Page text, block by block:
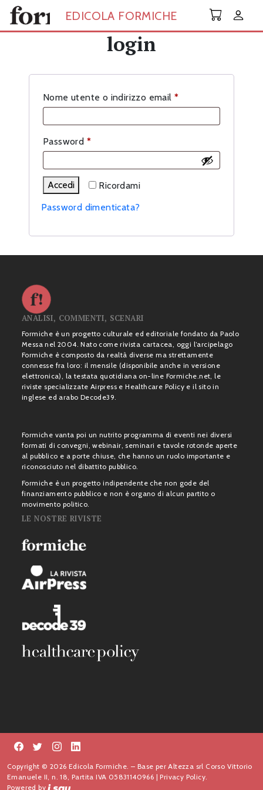
Skip to main content
EDICOLA FORMICHE
login
Nome utente o indirizzo email *Richiesto
Password *Richiesto
Ricordami
Accedi
Password dimenticata?
ANALISI, COMMENTI, SCENARI
Formiche è un progetto culturale ed editoriale fondato da Paolo
Messa nel 2004. Nato come rivista cartacea, oggi l’arcipelago
Formiche è composto da realtà diverse ma strettamente
connesse fra loro: il mensile (disponibile anche in versione
elettronica), la testata quotidiana on-line Formiche.net, le
riviste specializzate Airpress e Healthcare Policy e il sito in
inglese ed arabo Decode39.
Formiche vanta poi un nutrito programma di eventi nei diversi
formati di convegni, webinair, seminari e tavole rotonde aperte
al pubblico e a porte chiuse, che hanno un ruolo importante e
riconosciuto nel dibattito pubblico.
Formiche è un progetto indipendente che non gode del
finanziamento pubblico e non è organo di alcun partito o
movimento politico.
LE NOSTRE RIVISTE
Copyright © 2026 Edicola Formiche. – Base per Altezza srl Corso Vittorio
Emanuele II, n. 18, Partita IVA 05831140966 |Privacy Policy.
Powered by